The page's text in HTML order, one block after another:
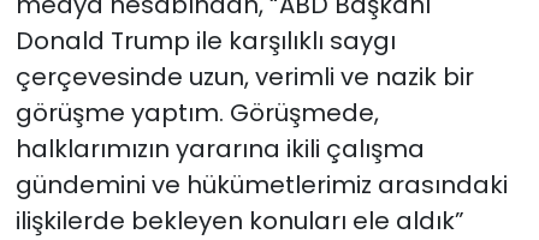
Donald Trump ile karşılıklı saygı
çerçevesinde uzun, verimli ve nazik bir
görüşme yaptım. Görüşmede,
halklarımızın yararına ikili çalışma
gündemini ve hükümetlerimiz arasındaki
ilişkilerde bekleyen konuları ele aldık”